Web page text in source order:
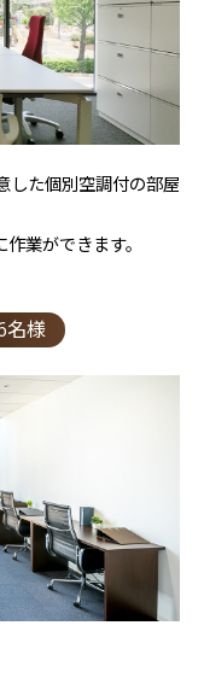
した個別空調付の部屋
業ができます。
名様